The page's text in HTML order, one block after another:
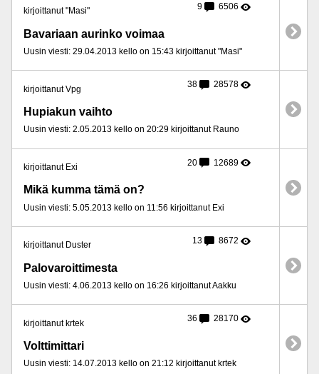
kirjoittanut "Masi" 9 6506
Bavariaan aurinko voimaa
Uusin viesti: 29.04.2013 kello on 15:43 kirjoittanut "Masi"
kirjoittanut Vpg 38 28578
Hupiakun vaihto
Uusin viesti: 2.05.2013 kello on 20:29 kirjoittanut Rauno
kirjoittanut Exi 20 12689
Mikä kumma tämä on?
Uusin viesti: 5.05.2013 kello on 11:56 kirjoittanut Exi
kirjoittanut Duster 13 8672
Palovaroittimesta
Uusin viesti: 4.06.2013 kello on 16:26 kirjoittanut Aakku
kirjoittanut krtek 36 28170
Volttimittari
Uusin viesti: 14.07.2013 kello on 21:12 kirjoittanut krtek